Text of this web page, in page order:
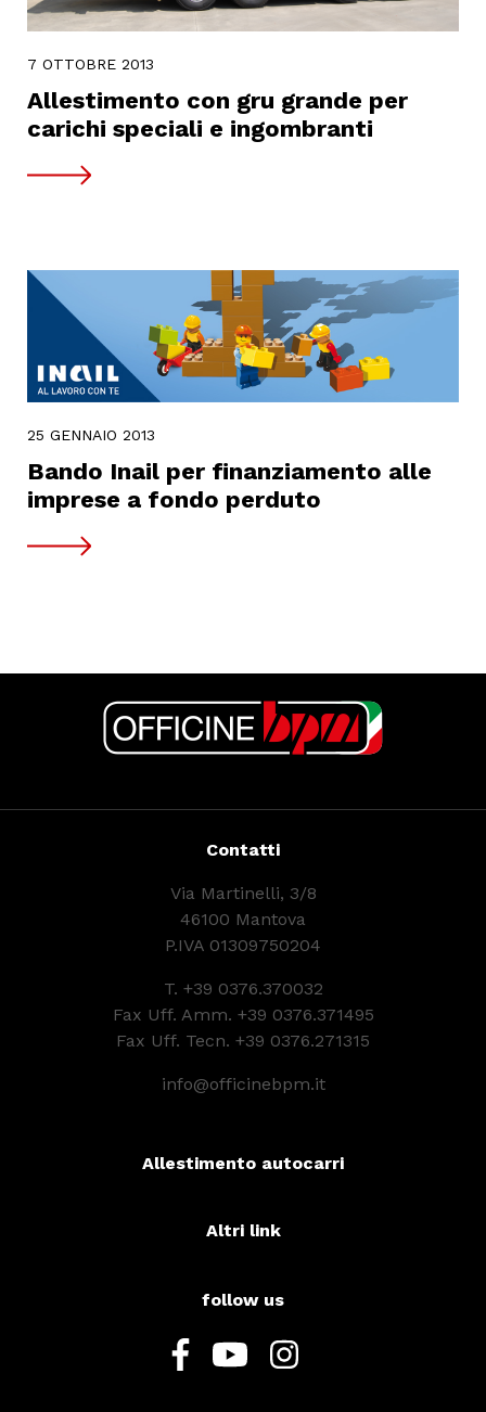
7 OTTOBRE 2013
Allestimento con gru grande per
carichi speciali e ingombranti
25 GENNAIO 2013
Bando Inail per finanziamento alle
imprese a fondo perduto
Contatti
Via Martinelli, 3/8
46100 Mantova
P.IVA 01309750204
T. +39 0376.370032
Fax Uff. Amm. +39 0376.371495
Fax Uff. Tecn. +39 0376.271315
info@officinebpm.it
Allestimento autocarri
Altri link
follow us